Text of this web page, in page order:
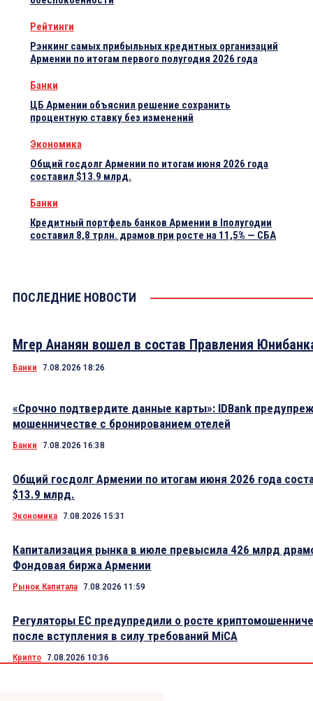
Рейтинги
Рэнкинг самых прибыльных кредитных организаций
Армении по итогам первого полугодия 2026 года
Банки
ЦБ Армении объяснил решение сохранить
процентную ставку без изменений
Экономика
Общий госдолг Армении по итогам июня 2026 года
составил $13.9 млрд.
Банки
Кредитный портфель банков Армении в Iполугодии
составил 8,8 трлн. драмов при росте на 11,5% — СБА
ПОСЛЕДНИЕ НОВОСТИ
Мгер Ананян вошел в состав Правления
Банки 7.08.2026 18:26
«Срочно подтвердите данные карты»: IDBank
мошенничестве с бронированием отелей
Банки 7.08.2026 16:38
Общий госдолг Армении по итогам июня 2026 года
$13.9 млрд.
Экономика 7.08.2026 15:31
Капитализация рынка в июле превысила 426 млрд
Фондовая биржа Армении
Рынок Капитала 7.08.2026 11:59
Регуляторы ЕС предупредили о росте
после вступления в силу требований MiCA
Крипто 7.08.2026 10:36